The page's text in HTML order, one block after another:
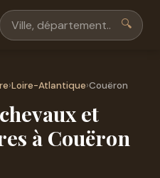
🔍
›Loire-Atlantique›Couëron
et
à Couëron